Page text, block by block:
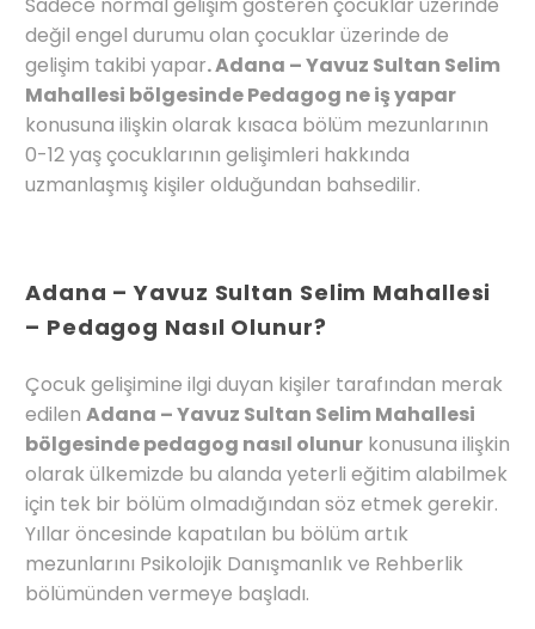
Sadece normal gelişim gösteren çocuklar üzerinde
değil engel durumu olan çocuklar üzerinde de
gelişim takibi yapar. Adana – Yavuz Sultan Selim
Mahallesi bölgesinde Pedagog ne iş yapar
konusuna ilişkin olarak kısaca bölüm mezunlarının
0-12 yaş çocuklarının gelişimleri hakkında
uzmanlaşmış kişiler olduğundan bahsedilir.
Adana – Yavuz Sultan Selim Mahallesi
– Pedagog Nasıl Olunur?
Çocuk gelişimine ilgi duyan kişiler tarafından merak
edilen Adana – Yavuz Sultan Selim Mahallesi
bölgesinde pedagog nasıl olunur konusuna ilişkin
olarak ülkemizde bu alanda yeterli eğitim alabilmek
için tek bir bölüm olmadığından söz etmek gerekir.
Yıllar öncesinde kapatılan bu bölüm artık
mezunlarını Psikolojik Danışmanlık ve Rehberlik
bölümünden vermeye başladı.